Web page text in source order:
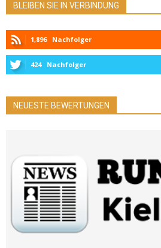
BLEIBEN SIE IN VERBINDUNG
1,896 Nachfolger
424 Nachfolger
NEUESTE BEWERTUNGEN